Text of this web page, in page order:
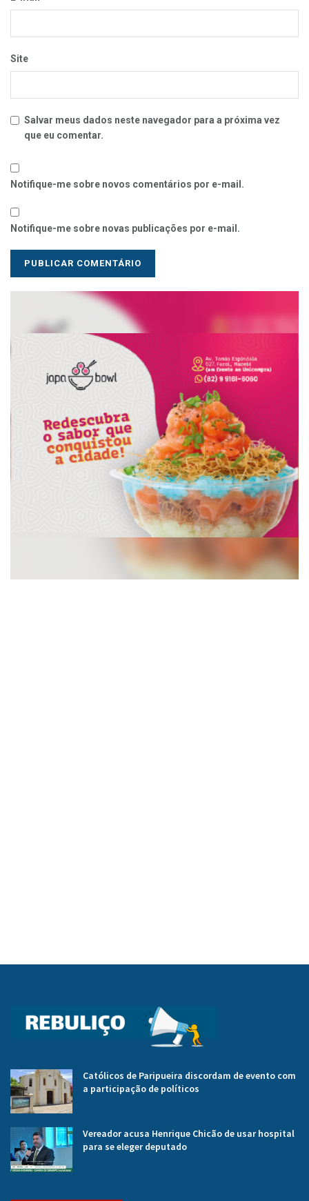
Site
Salvar meus dados neste navegador para a próxima vez
que eu comentar.
Notifique-me sobre novos comentários por e-mail.
Notifique-me sobre novas publicações por e-mail.
Católicos de Paripueira discordam de evento com
a participação de políticos
Vereador acusa Henrique Chicão de usar hospital
para se eleger deputado